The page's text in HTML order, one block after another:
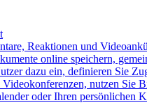
Reaktionen und
online speichern,
dazu ein, definieren Sie
nutzen Sie
oder Ihren persönlichen